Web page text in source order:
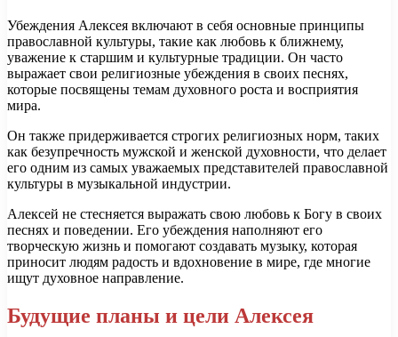
Убеждения Алексея включают в себя основные принципы
православной культуры, такие как любовь к ближнему,
уважение к старшим и культурные традиции. Он часто
выражает свои религиозные убеждения в своих песнях,
которые посвящены темам духовного роста и восприятия
мира.
Он также придерживается строгих религиозных норм, таких
как безупречность мужской и женской духовности, что делает
его одним из самых уважаемых представителей православной
культуры в музыкальной индустрии.
Алексей не стесняется выражать свою любовь к Богу в своих
песнях и поведении. Его убеждения наполняют его
творческую жизнь и помогают создавать музыку, которая
приносит людям радость и вдохновение в мире, где многие
ищут духовное направление.
Будущие планы и цели Алексея